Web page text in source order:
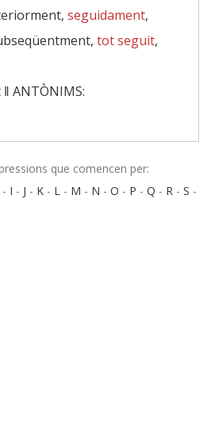
seguidament,
tot seguit,
ANTÒNIMS:
que comencen per:
- I - J - K - L - M - N - O - P - Q - R - S -